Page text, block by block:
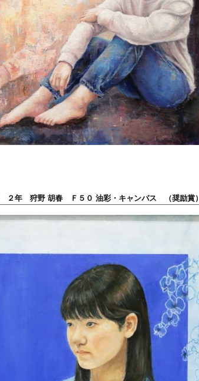
２年 狩野 胡春 Ｆ５０ 油彩・キャンバス （奨励賞）